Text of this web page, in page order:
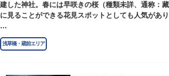
建した神社。春には早咲きの桜（種類未詳、通称：
に見ることができる花見スポットとしても人気があり
江戸時代には勧進大相撲の開催地としても知られ、3
野川、雷電などの名力士による幾多の名勝負が繰り広
見せました。また、御神輿は昭和の名工・志布景彩
浅草橋・蔵前エリア